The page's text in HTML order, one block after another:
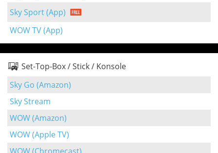
Sky Sport (App)
WOW TV (App)
Set-Top-Box / Stick / Konsole
Sky Go (Amazon)
Sky Stream
WOW (Amazon)
WOW (Apple TV)